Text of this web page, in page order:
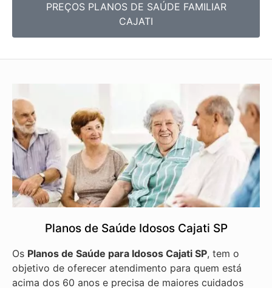
PREÇOS PLANOS DE SAÚDE FAMILIAR
CAJATI
Planos de Saúde Idosos Cajati SP
Os Planos de Saúde para Idosos Cajati SP, tem o
objetivo de oferecer atendimento para quem está
acima dos 60 anos e precisa de maiores cuidados